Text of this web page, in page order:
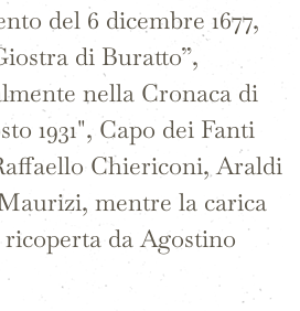
del 6 dicembre 1677,
di Buratto”,
nella Cronaca di
1931", Capo dei Fanti
Chiericoni, Araldi
mentre la carica
da Agostino